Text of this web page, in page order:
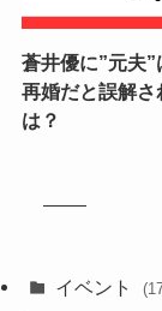
蒼井優に”元夫”
再婚だと誤解さ
は？
イベント